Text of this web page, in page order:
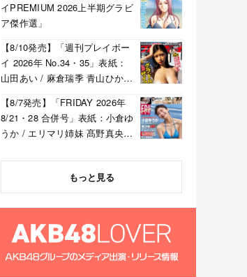
イPREMIUM 2026上半期グラビ
ア傑作選」
【8/10発売】「週刊プレイボー
イ 2026年 No.34・35」表紙：
山田あい / 麻倉瑞季 青山ひかる
【8/7発売】「FRIDAY 2026年
8/21・28 合併号」表紙：小倉ゆ
うか / エリマリ姉妹 髙野真央
もっと見る